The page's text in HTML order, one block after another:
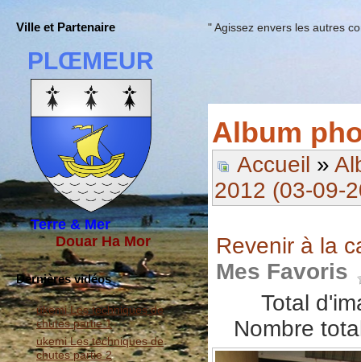
Ville et Partenaire
PLŒMEUR
Terre & Mer
Douar Ha Mor
Dernières vidéos
ukemi Les techniques de
chutes partie 1
ukemi Les techniques de
chutes partie 2
" Agissez envers les autres
Album
Accueil »
2012 (03-09-
Revenir à la
Mes Favoris
Total
Nombre